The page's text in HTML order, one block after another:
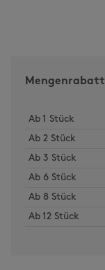
Mengenrabatt
Ab 1 Stück
Ab 2 Stück
Ab 3 Stück
Ab 6 Stück
Ab 8 Stück
Ab 12 Stück